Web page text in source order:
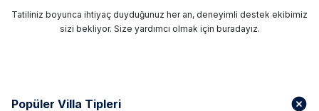
Tatiliniz boyunca ihtiyaç duyduğunuz her an, deneyimli destek ekibimiz
sizi bekliyor. Size yardımcı olmak için buradayız.
Popüler Villa Tipleri